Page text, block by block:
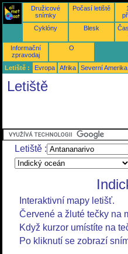
Družicové
snímky
Počasí letiště
Cyklóny
Blesk
Informační
zpravodaj
O
Letiště : Evropa Afrika Severní Amerika
Letiště
Letiště :
Interaktivní mapy letišť.
Červené a žluté tečky na
Když kurzor umístíte na
Po kliknutí se zobrazí